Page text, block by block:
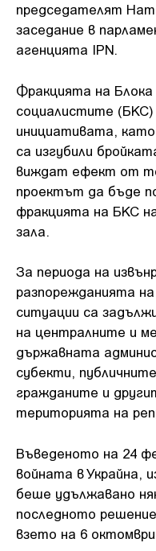
председателят
заседание в
агенцията IPN.
Фракцията на
социалистите (БКС)
инициативата,
са изгубили
виждат ефект от
проектът да бъде
фракцията на БКС
зала.
За периода на
разпорежданията
ситуации са
на централните и
държавната
субекти,
гражданите и
територията на
Въведеното на 24
войната в Украйна,
беше удължавано
последното
взето на 6 октомври.